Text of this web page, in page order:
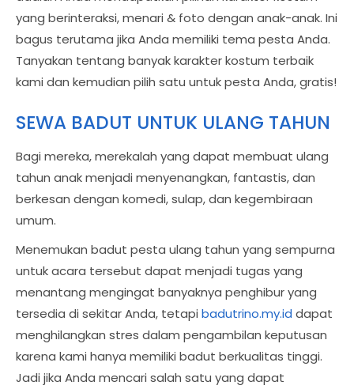
yang berinteraksi, menari & foto dengan anak-anak. Ini
bagus terutama jika Anda memiliki tema pesta Anda.
Tanyakan tentang banyak karakter kostum terbaik
kami dan kemudian pilih satu untuk pesta Anda, gratis!
SEWA BADUT UNTUK ULANG TAHUN
Bagi mereka, merekalah yang dapat membuat ulang
tahun anak menjadi menyenangkan, fantastis, dan
berkesan dengan komedi, sulap, dan kegembiraan
umum.
Menemukan badut pesta ulang tahun yang sempurna
untuk acara tersebut dapat menjadi tugas yang
menantang mengingat banyaknya penghibur yang
tersedia di sekitar Anda, tetapi badutrino.my.id dapat
menghilangkan stres dalam pengambilan keputusan
karena kami hanya memiliki badut berkualitas tinggi.
Jadi jika Anda mencari salah satu yang dapat